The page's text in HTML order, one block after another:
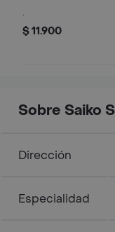
.
$ 11.900
Sobre Saiko
Dirección
Especialidad